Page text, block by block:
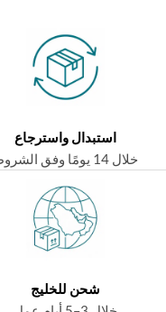
استبدال واسترجاع
شحن للخليج